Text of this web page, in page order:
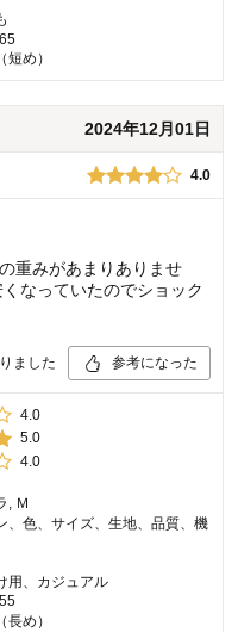
短め）
2024年12月01日
4.0
重みがあまりありませ
なっていたのでショック
ました 参考になった
4.0
5.0
4.0
, Ｍ
、色、サイズ、生地、品質、機
用、カジュアル
長め）